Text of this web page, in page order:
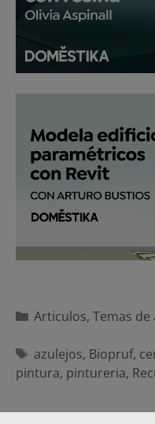
Categorías
Articulos, Temas
Etiquetas
azulejos, Biopruf,
pintura, pintureria,